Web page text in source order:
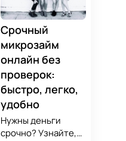
Срочный
микрозайм
онлайн без
проверок:
быстро, легко,
удобно
Нужны деньги
срочно? Узнайте,